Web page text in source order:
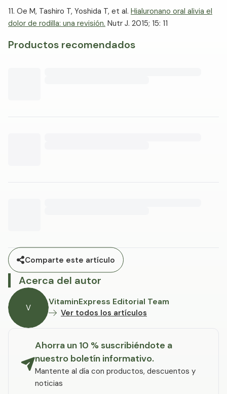
11. Oe M, Tashiro T, Yoshida T, et al. Hialuronano oral alivia el
dolor de rodilla: una revisión. ​ Nutr J. 2015; 15: 11
Productos recomendados
Comparte este artículo
Acerca del autor
V
VitaminExpress Editorial Team
Ver todos los artículos
Ahorra un 10 % suscribiéndote a
nuestro boletín informativo.
Mantente al día con productos, descuentos y
noticias